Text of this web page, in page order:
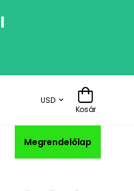
USD
Kosár
Megrendelőlap